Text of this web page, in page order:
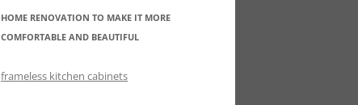
HOME RENOVATION TO MAKE IT MORE
COMFORTABLE AND BEAUTIFUL
frameless kitchen cabinets